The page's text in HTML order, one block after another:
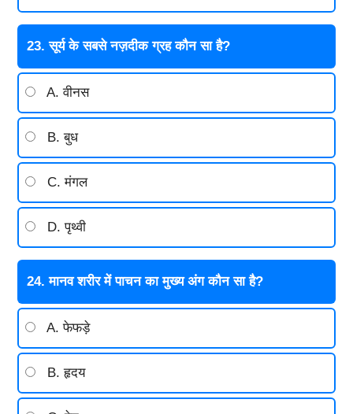
23. सूर्य के सबसे नज़दीक ग्रह कौन सा है?
A. वीनस
B. बुध
C. मंगल
D. पृथ्वी
24. मानव शरीर में पाचन का मुख्य अंग कौन सा है?
A. फेफड़े
B. हृदय